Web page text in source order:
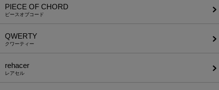
PIECE OF CHORD
ピースオブコード
QWERTY
クワーティー
rehacer
レアセル